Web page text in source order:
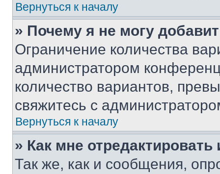
Вернуться к началу
» Почему я не могу
Ограничение количества
администратором
количество вариантов,
свяжитесь с
Вернуться к началу
» Как мне
Так же, как и сообщения,